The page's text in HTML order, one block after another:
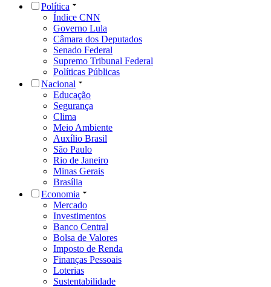
Política
Índice CNN
Governo Lula
Câmara dos Deputados
Senado Federal
Supremo Tribunal Federal
Políticas Públicas
Nacional
Educação
Segurança
Clima
Meio Ambiente
Auxílio Brasil
São Paulo
Rio de Janeiro
Minas Gerais
Brasília
Economia
Mercado
Investimentos
Banco Central
Bolsa de Valores
Imposto de Renda
Finanças Pessoais
Loterias
Sustentabilidade